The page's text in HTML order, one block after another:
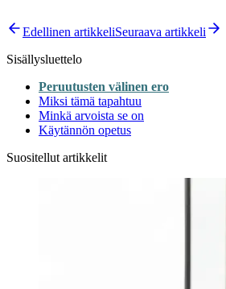
Edellinen artikkeliSeuraava artikkeli
Sisällysluettelo
Peruutusten välinen ero
Miksi tämä tapahtuu
Minkä arvoista se on
Käytännön opetus
Suositellut artikkelit